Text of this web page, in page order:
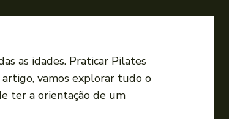
as idades. Praticar Pilates
vamos explorar tudo o
ter a orientação de um